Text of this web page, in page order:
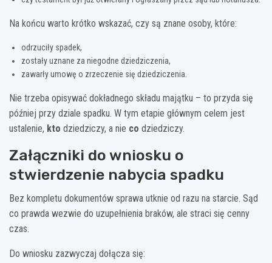
Na końcu warto krótko wskazać, czy są znane osoby, które:
odrzuciły spadek,
zostały uznane za niegodne dziedziczenia,
zawarły umowę o zrzeczenie się dziedziczenia.
Nie trzeba opisywać dokładnego składu majątku – to przyda się
później przy dziale spadku. W tym etapie głównym celem jest
ustalenie, kto dziedziczy, a nie co dziedziczy.
Załączniki do wniosku o
stwierdzenie nabycia spadku
Bez kompletu dokumentów sprawa utknie od razu na starcie. Sąd
co prawda wezwie do uzupełnienia braków, ale straci się cenny
czas.
Do wniosku zazwyczaj dołącza się: